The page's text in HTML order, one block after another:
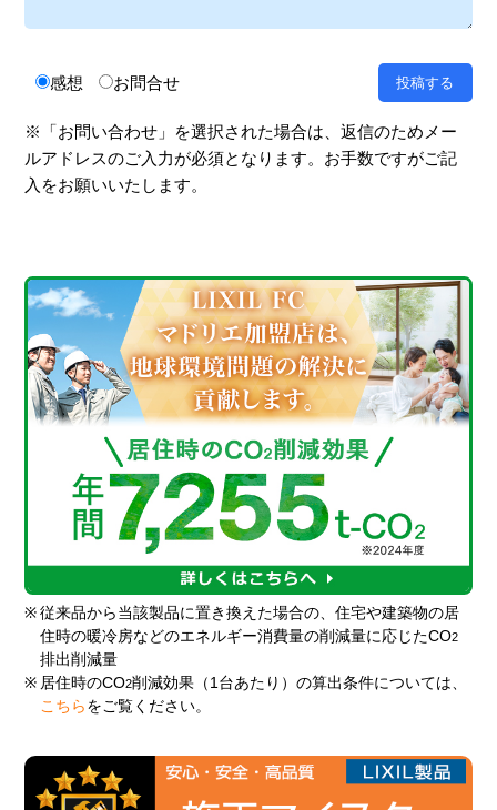
感想 お問合せ
※「お問い合わせ」を選択された場合は、返信のためメー
ルアドレスのご入力が必須となります。お手数ですがご記
入をお願いいたします。
※ 従来品から当該製品に置き換えた場合の、住宅や建築物の居
住時の暖冷房などのエネルギー消費量の削減量に応じたCO2
排出削減量
※ 居住時のCO2削減効果（1台あたり）の算出条件については、
こちら をご覧ください。